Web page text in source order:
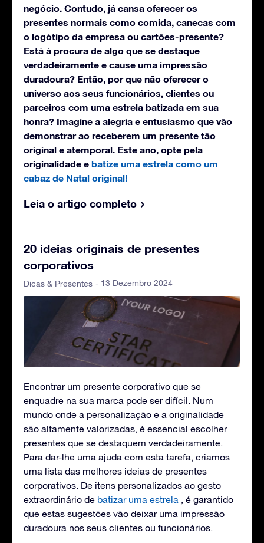
negócio. Contudo, já cansa oferecer os
presentes normais como comida, canecas com
o logótipo da empresa ou cartões-presente?
Está à procura de algo que se destaque
verdadeiramente e cause uma impressão
duradoura? Então, por que não oferecer o
universo aos seus funcionários, clientes ou
parceiros com uma estrela batizada em sua
honra? Imagine a alegria e entusiasmo que vão
demonstrar ao receberem um presente tão
original e atemporal. Este ano, opte pela
originalidade e batize uma estrela como um
cabaz de Natal original!
Leia o artigo completo
20 ideias originais de presentes
corporativos
Dicas & Presentes - 13 Dezembro 2024
Encontrar um presente corporativo que se
enquadre na sua marca pode ser difícil. Num
mundo onde a personalização e a originalidade
são altamente valorizadas, é essencial escolher
presentes que se destaquem verdadeiramente.
Para dar-lhe uma ajuda com esta tarefa, criamos
uma lista das melhores ideias de presentes
corporativos. De itens personalizados ao gesto
extraordinário de batizar uma estrela , é garantido
que estas sugestões vão deixar uma impressão
duradoura nos seus clientes ou funcionários.